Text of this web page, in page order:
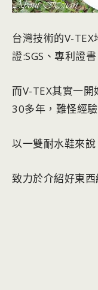
台灣技術的V-
證:SGS、專利證
而V-TEX其實一
30多年，難怪經
以一雙耐水鞋來
致力於介紹好東